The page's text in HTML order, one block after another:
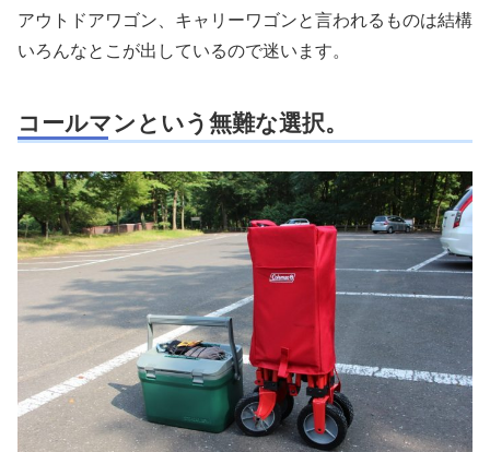
アウトドアワゴン、キャリーワゴンと言われるものは結構
いろんなとこが出しているので迷います。
コールマンという無難な選択。